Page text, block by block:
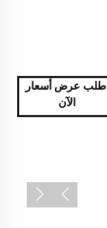
اطلب عرض أسعار
الآن